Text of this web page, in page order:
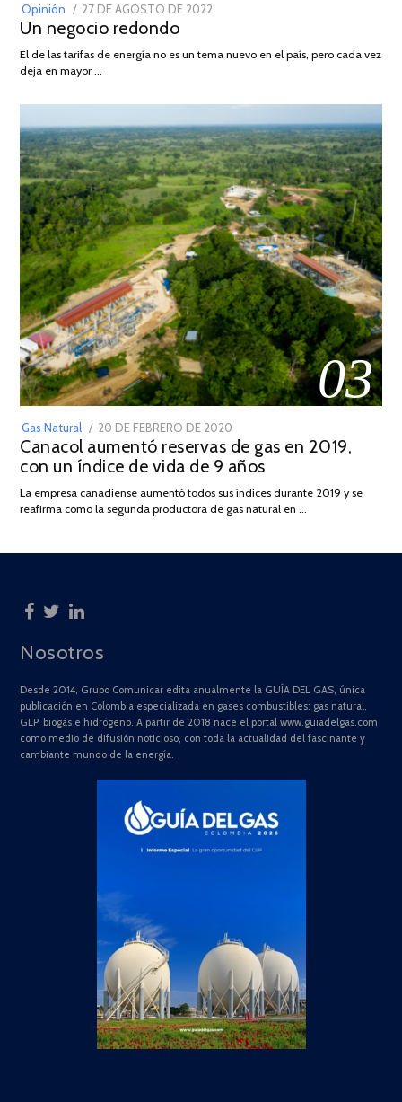
Opinión
POSTED
ON
27 DE AGOSTO DE 2022
DE
Un negocio redondo
El de las tarifas de energía no es un tema nuevo en el país, pero cada vez
deja en mayor …
03
Gas Natural
POSTED
ON
20 DE FEBRERO DE 2020
DE
JULIO
2025
Canacol aumentó reservas de gas en 2019,
con un índice de vida de 9 años
La empresa canadiense aumentó todos sus índices durante 2019 y se
reafirma como la segunda productora de gas natural en …
Nosotros
Desde 2014, Grupo Comunicar edita anualmente la GUÍA DEL GAS, única
publicación en Colombia especializada en gases combustibles: gas natural,
GLP, biogás e hidrógeno. A partir de 2018 nace el portal www.guiadelgas.com
como medio de difusión noticioso, con toda la actualidad del fascinante y
cambiante mundo de la energía.